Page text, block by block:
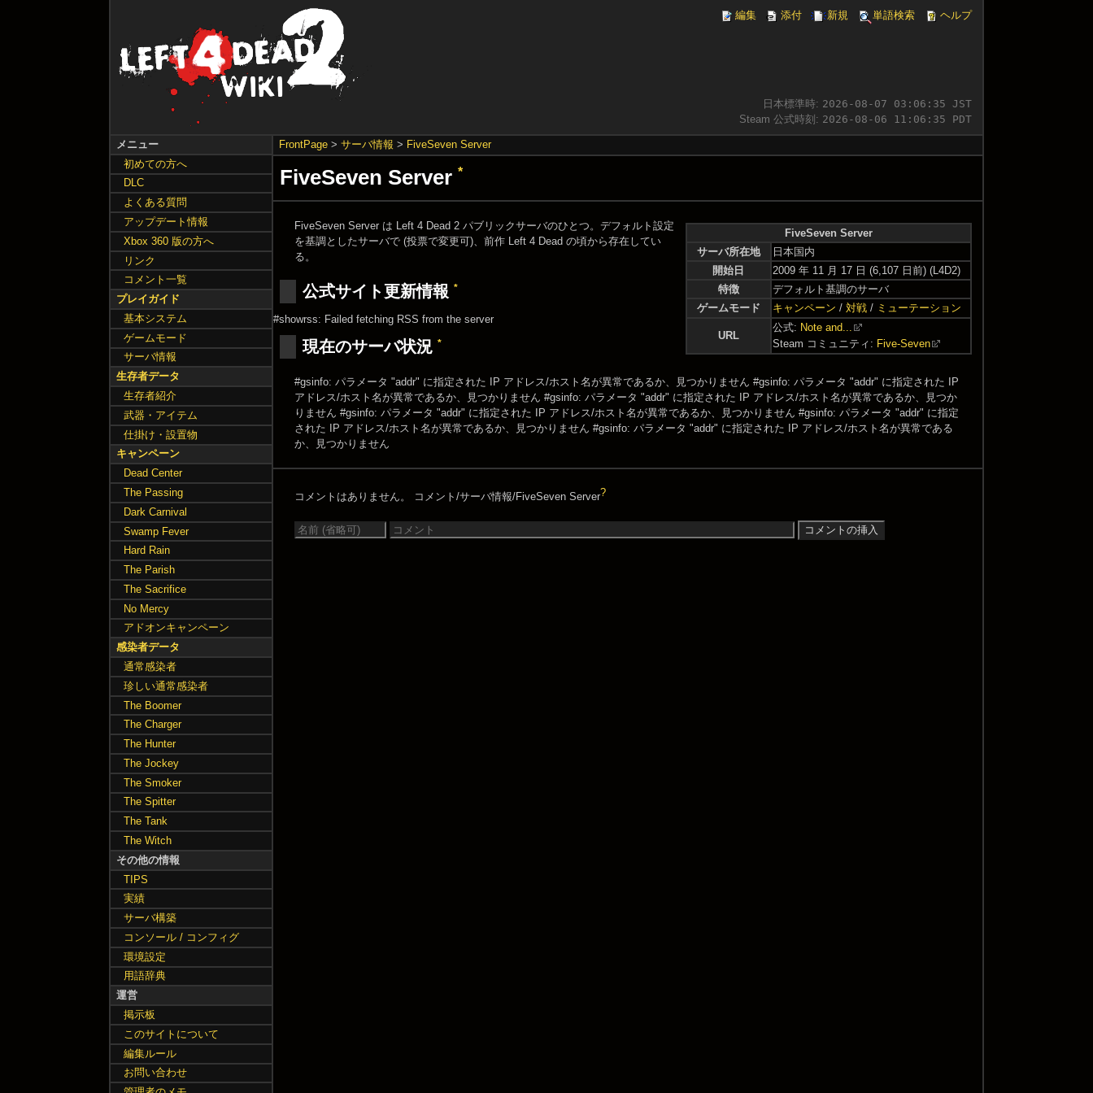
編集 添付 新規 単語検索 ヘルプ
日本標準時: 2026-08-07 03:06:35 JST
Steam 公式時刻: 2026-08-06 11:06:35 PDT
FrontPage> サーバ情報 > FiveSeven Server
FiveSeven Server*
FiveSeven Server
サーバ所在地
日本国内
開始日
2009 年 11 月 17 日 (6,107 日前) (L4D2)
特徴
デフォルト基調のサーバ
ゲームモード
キャンペーン / 対戦/ ミューテーション
URL
公式: Note and...
Steam コミュニティ: Five-Seven
FiveSeven Server は Left 4 Dead 2 パブリックサーバのひとつ。デフォルト設定
を基調としたサーバで (投票で変更可)、前作 Left 4 Dead の頃から存在してい
る。
公式サイト更新情報 *
#showrss: Failed fetching RSS from the server
現在のサーバ状況 *
#gsinfo: パラメータ "addr" に指定された IP アドレス/ホスト名が異常であるか、見つかりません #gsinfo: パラメータ "addr" に指定された IP
アドレス/ホスト名が異常であるか、見つかりません #gsinfo: パラメータ "addr" に指定された IP アドレス/ホスト名が異常であるか、見つか
りません #gsinfo: パラメータ "addr" に指定された IP アドレス/ホスト名が異常であるか、見つかりません #gsinfo: パラメータ "addr" に指定
された IP アドレス/ホスト名が異常であるか、見つかりません #gsinfo: パラメータ "addr" に指定された IP アドレス/ホスト名が異常である
か、見つかりません
コメントはありません。 コメント/サーバ情報/FiveSeven Server?
メニュー
初めての方へ
DLC
よくある質問
アップデート情報
Xbox 360 版の方へ
リンク
コメント一覧
プレイガイド
基本システム
ゲームモード
サーバ情報
生存者データ
生存者紹介
武器・アイテム
仕掛け・設置物
キャンペーン
Dead Center
The Passing
Dark Carnival
Swamp Fever
Hard Rain
The Parish
The Sacrifice
No Mercy
アドオンキャンペーン
感染者データ
通常感染者
珍しい通常感染者
The Boomer
The Charger
The Hunter
The Jockey
The Smoker
The Spitter
The Tank
The Witch
その他の情報
TIPS
実績
サーバ構築
コンソール / コンフィグ
環境設定
用語辞典
運営
掲示板
このサイトについて
編集ルール
お問い合わせ